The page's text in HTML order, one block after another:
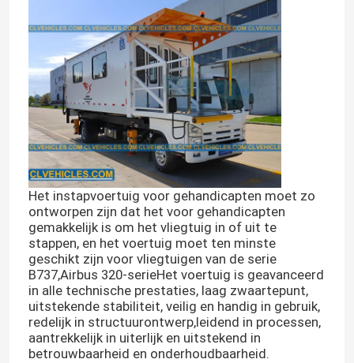
Het instapvoertuig voor gehandicapten moet zo
ontworpen zijn dat het voor gehandicapten
gemakkelijk is om het vliegtuig in of uit te
stappen, en het voertuig moet ten minste
geschikt zijn voor vliegtuigen van de serie
B737,Airbus 320-serieHet voertuig is geavanceerd
in alle technische prestaties, laag zwaartepunt,
uitstekende stabiliteit, veilig en handig in gebruik,
redelijk in structuurontwerp,leidend in processen,
aantrekkelijk in uiterlijk en uitstekend in
betrouwbaarheid en onderhoudbaarheid.